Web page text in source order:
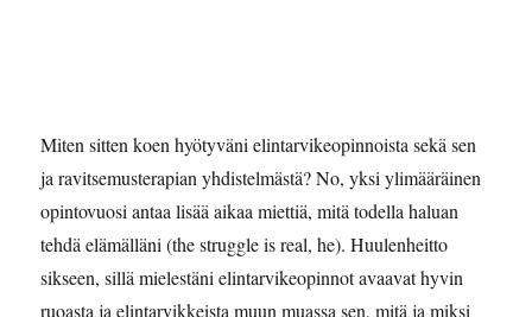
Miten sitten koen hyötyväni elintarvikeopinnoista sekä sen
ja ravitsemusterapian yhdistelmästä? No, yksi ylimääräinen
opintovuosi antaa lisää aikaa miettiä, mitä todella haluan
tehdä elämälläni (the struggle is real, he). Huulenheitto
sikseen, sillä mielestäni elintarvikeopinnot avaavat hyvin
ruoasta ja elintarvikkeista muun muassa sen, mitä ja miksi